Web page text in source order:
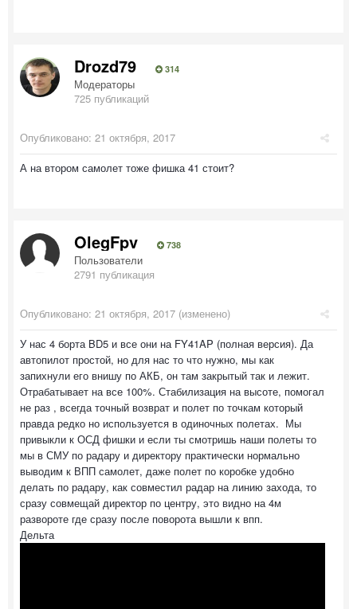
Drozd79 314
Модераторы
725 публикаций
Опубликовано: 21 октября, 2017
А на втором самолет тоже фишка 41 стоит?
OlegFpv 738
Пользователи
2791 публикация
Опубликовано: 21 октября, 2017 (изменено)
У нас 4 борта BD5 и все они на FY41AP (полная версия). Да
автопилот простой, но для нас то что нужно, мы как
запихнули его внишу по АКБ, он там закрытый так и лежит.
Отрабатывает на все 100%. Стабилизация на высоте, помогал
не раз , всегда точный возврат и полет по точкам который
правда редко но используется в одиночных полетах. Мы
привыкли к ОСД фишки и если ты смотришь наши полеты то
мы в СМУ по радару и директору практически нормально
выводим к ВПП самолет, даже полет по коробке удобно
делать по радару, как совместил радар на линию захода, то
сразу совмещай директор по центру, это видно на 4м
развороте где сразу после поворота вышли к впп.
Дельта